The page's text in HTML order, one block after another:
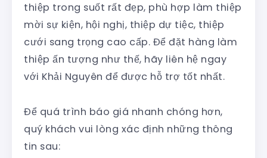
thiệp trong suốt rất đẹp, phù hợp làm thiệp
mời sự kiện, hội nghị, thiệp dự tiệc, thiệp
cưới sang trọng cao cấp. Để đặt hàng làm
thiệp ấn tượng như thế, hãy liên hệ ngay
với Khải Nguyên để được hỗ trợ tốt nhất.
Để quá trình báo giá nhanh chóng hơn,
quý khách vui lòng xác định những thông
tin sau: